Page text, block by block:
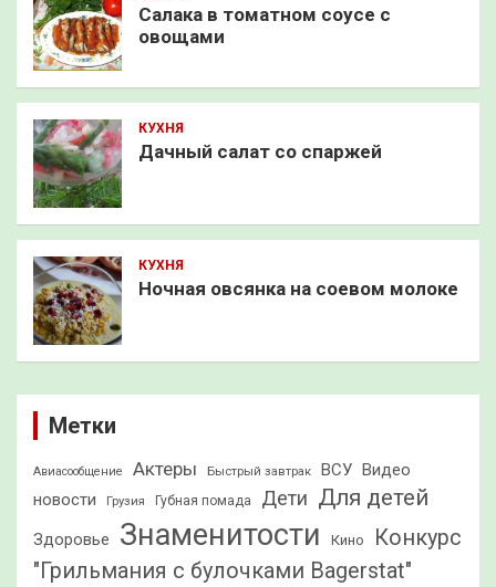
Салака в томатном соусе с
овощами
КУХНЯ
Дачный салат со спаржей
КУХНЯ
Ночная овсянка на соевом молоке
Метки
Авиасообщение Актеры Быстрый завтрак ВСУ Видео
новости
Грузия Губная помада Дети Для детей
Здоровье Знаменитости Кино
Конкурс
"Грильмания с булочками Bagerstat"